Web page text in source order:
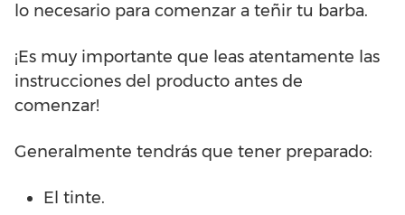
lo necesario para comenzar a teñir tu barba.
¡Es muy importante que leas atentamente las
instrucciones del producto antes de
comenzar!
Generalmente tendrás que tener preparado:
El tinte.